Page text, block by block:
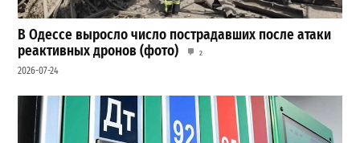
В Одессе выросло число пострадавших после атаки
реактивных дронов (фото)
2
2026-07-24